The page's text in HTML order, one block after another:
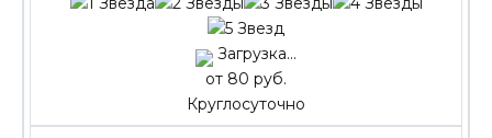
Загрузка...
от 80 руб.
Круглосуточно